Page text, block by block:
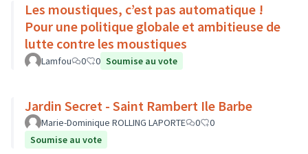
Les moustiques, c’est pas automatique !
Pour une politique globale et ambitieuse de
lutte contre les moustiques
Lamfou 0 0 Soumise au vote
Jardin Secret - Saint Rambert Ile Barbe
Marie-Dominique ROLLING LAPORTE 0
0
Soumise au vote